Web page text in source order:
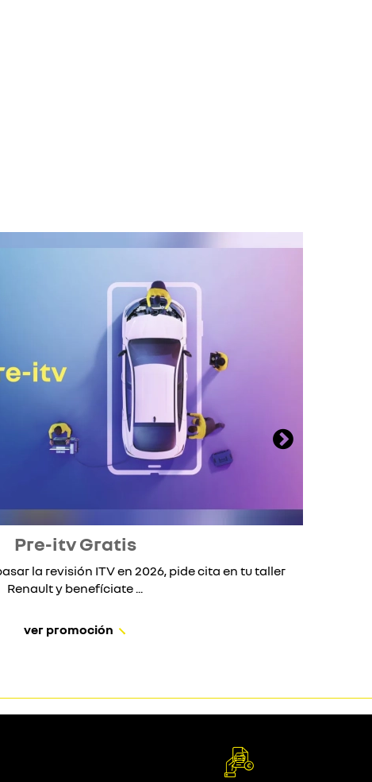
Pre-itv Gratis
la revisión ITV en 2026, pide cita en tu taller
Renault y benefíciate ...
ver promoción